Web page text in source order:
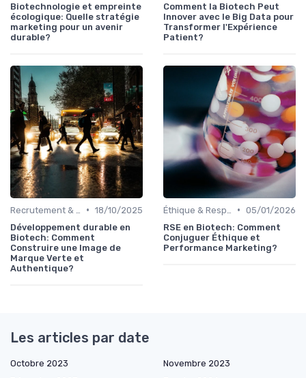
Biotechnologie et empreinte
écologique: Quelle stratégie
marketing pour un avenir
durable?
Comment la Biotech Peut
Innover avec le Big Data pour
Transformer l'Expérience
Patient?
• 18/10/2025
Développement durable en
Biotech: Comment
Construire une Image de
Marque Verte et
Authentique?
• 05/01/2026
RSE en Biotech: Comment
Conjuguer Éthique et
Performance Marketing?
Les articles par date
Octobre 2023
Novembre 2023